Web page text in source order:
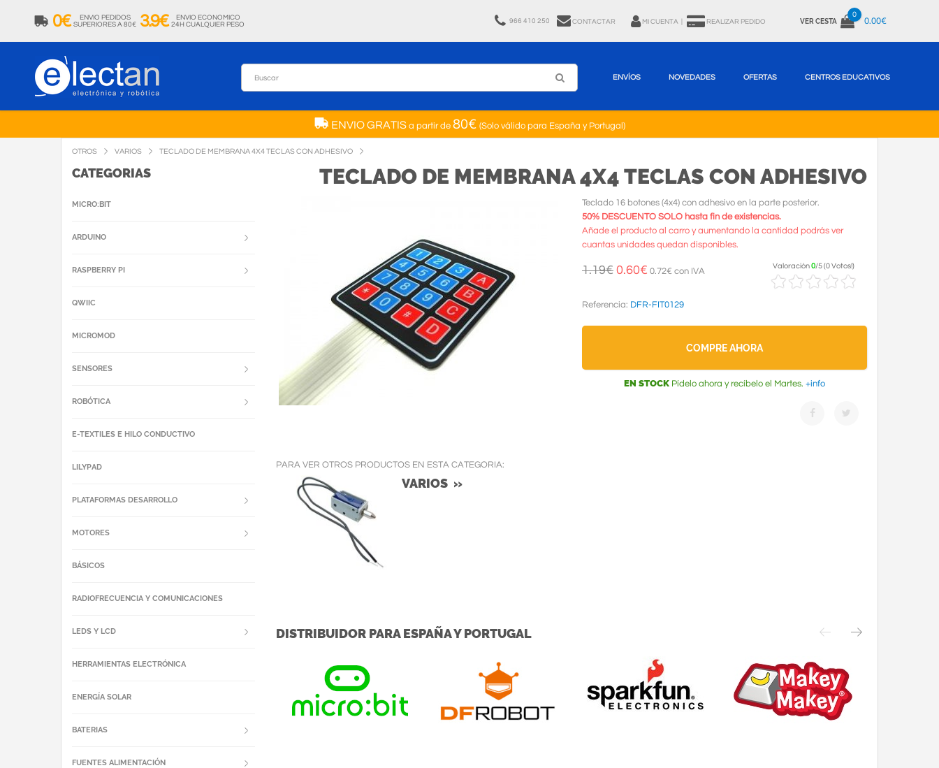
0€
ENVIO PEDIDOS
SUPERIORES A 80€ 3.9€
ENVIO ECONOMICO
24H CUALQUIER PESO
966 410 250 CONTACTAR MI CUENTA REALIZAR PEDIDO VER CESTA
0
0.00€
ENVÍOS NOVEDADES OFERTAS CENTROS EDUCATIVOS
ENVIO GRATISa partir de 80€ (Solo válido para España y Portugal)
OTROS VARIOS TECLADO DE MEMBRANA 4X4 TECLAS CON ADHESIVO
TECLADO DE MEMBRANA 4X4 TECLAS CON ADHESIVO
Teclado 16 botones (4x4) con adhesivo en la parte posterior.
50% DESCUENTO SOLO hasta fin de existencias.
Añade el producto al carro y aumentando la cantidad podrás ver
cuantas unidades quedan disponibles.
1.19€ 0.60€ 0.72€ con IVA
Valoración0/5(0 Votos!)
Referencia: DFR-FIT0129
COMPRE AHORA
EN STOCK Pídelo ahora y recíbelo el Martes. +info
PARA VER OTROS PRODUCTOS EN ESTA CATEGORIA:
VARIOS »
DISTRIBUIDOR PARA ESPAÑA Y PORTUGAL
CATEGORIAS
MICRO:BIT
ARDUINO
RASPBERRY PI
QWIIC
MICROMOD
SENSORES
ROBÓTICA
E-TEXTILES E HILO CONDUCTIVO
LILYPAD
PLATAFORMAS DESARROLLO
MOTORES
BÁSICOS
RADIOFRECUENCIA Y COMUNICACIONES
LEDS Y LCD
HERRAMIENTAS ELECTRÓNICA
ENERGÍA SOLAR
BATERIAS
FUENTES ALIMENTACIÓN